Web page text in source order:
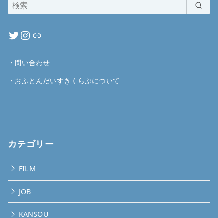
・ 問い合わせ
・ おふとんだいすきくらぶについて
カテゴリー
FILM
JOB
KANSOU